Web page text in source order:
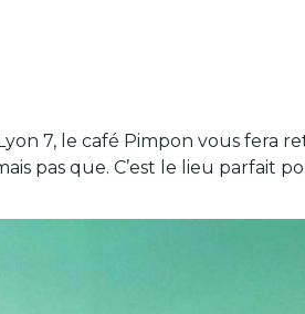
7, le café Pimpon vous fera
pas que. C’est le lieu